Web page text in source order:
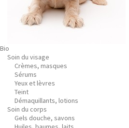
Bio
Soin du visage
Crèmes, masques
Sérums
Yeux et lèvres
Teint
Démaquillants, lotions
Soin du corps
Gels douche, savons